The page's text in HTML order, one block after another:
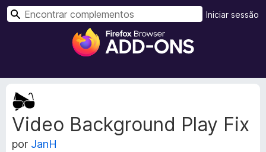
C
o
p
m
e
Iniciar sessão
P
Video Background Play Fix
por JanH
M
e
t
a
d